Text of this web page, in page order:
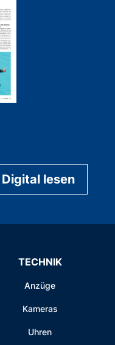
Digital lesen
TECHNIK
Anzüge
Kameras
Uhren